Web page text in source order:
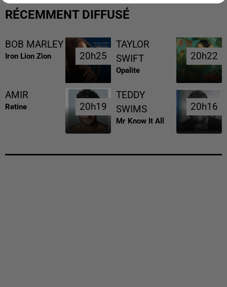
RÉCEMMENT DIFFUSÉ
BOB MARLEY
Iron Lion Zion 20h25
20h25
TAYLOR
SWIFT
Opalite
20h22
20h22
AMIR
Retine 20h19
20h19
TEDDY
SWIMS
Mr Know It All
20h16
20h16